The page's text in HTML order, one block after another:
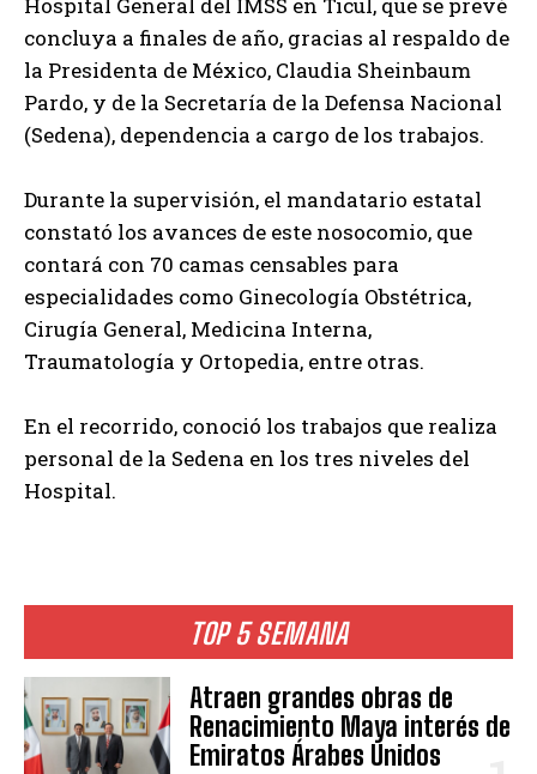
TOP 5 SEMANA
Atraen grandes obras de
Renacimiento Maya interés de
Emiratos Árabes Unidos
Hospital General del IMSS en Ticul, que se prevé
concluya a finales de año, gracias al respaldo de
la Presidenta de México, Claudia Sheinbaum
Pardo, y de la Secretaría de la Defensa Nacional
(Sedena), dependencia a cargo de los trabajos.
Durante la supervisión, el mandatario estatal
constató los avances de este nosocomio, que
contará con 70 camas censables para
especialidades como Ginecología Obstétrica,
Cirugía General, Medicina Interna,
Traumatología y Ortopedia, entre otras.
En el recorrido, conoció los trabajos que realiza
personal de la Sedena en los tres niveles del
Hospital.